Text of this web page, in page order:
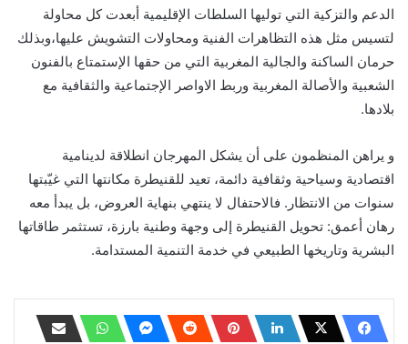
الدعم والتزكية التي توليها السلطات الإقليمية أبعدت كل محاولة
لتسيس مثل هذه التظاهرات الفنية ومحاولات التشويش عليها،وبذلك
حرمان الساكنة والجالية المغربية التي من حقها الإستمتاع بالفنون
الشعبية والأصالة المغربية وربط الاواصر الإجتماعية والثقافية مع
بلادها.
و يراهن المنظمون على أن يشكل المهرجان انطلاقة لدينامية
اقتصادية وسياحية وثقافية دائمة، تعيد للقنيطرة مكانتها التي غيّبتها
سنوات من الانتظار. فالاحتفال لا ينتهي بنهاية العروض، بل يبدأ معه
رهان أعمق: تحويل القنيطرة إلى وجهة وطنية بارزة، تستثمر طاقاتها
البشرية وتاريخها الطبيعي في خدمة التنمية المستدامة.